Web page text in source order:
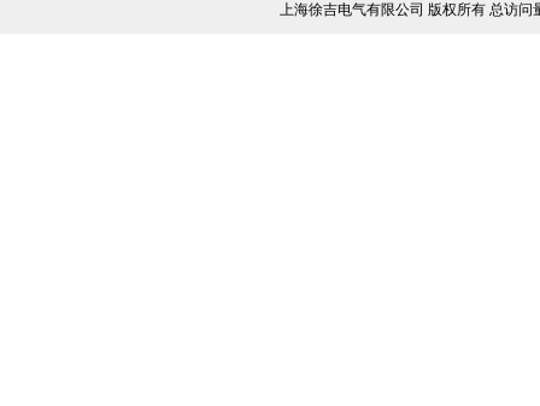
上海徐吉电气有限公司 版权所有 总访问